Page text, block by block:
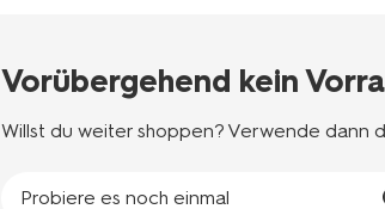
Vorübergehend kein
Willst du weiter shoppen? Verwende dann
Probiere es noch einmal